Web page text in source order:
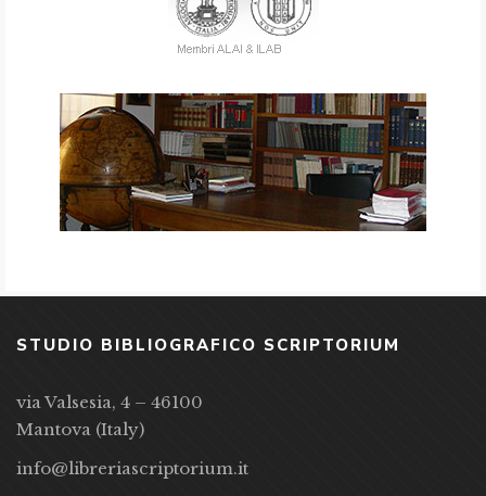
STUDIO BIBLIOGRAFICO SCRIPTORIUM
via Valsesia, 4 – 46100
Mantova (Italy)
info@libreriascriptorium.it